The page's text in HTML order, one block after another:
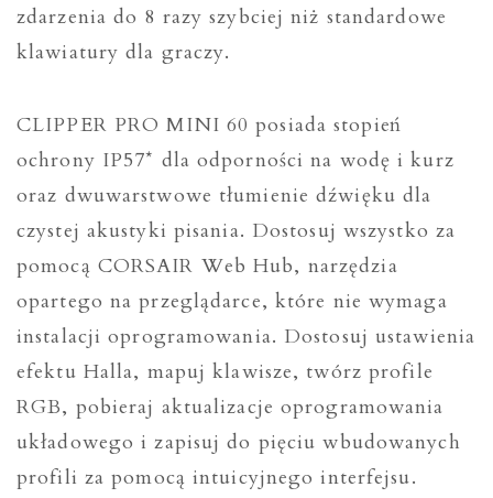
zdarzenia do 8 razy szybciej niż standardowe
klawiatury dla graczy.
CLIPPER PRO MINI 60 posiada stopień
ochrony IP57* dla odporności na wodę i kurz
oraz dwuwarstwowe tłumienie dźwięku dla
czystej akustyki pisania. Dostosuj wszystko za
pomocą CORSAIR Web Hub, narzędzia
opartego na przeglądarce, które nie wymaga
instalacji oprogramowania. Dostosuj ustawienia
efektu Halla, mapuj klawisze, twórz profile
RGB, pobieraj aktualizacje oprogramowania
układowego i zapisuj do pięciu wbudowanych
profili za pomocą intuicyjnego interfejsu.